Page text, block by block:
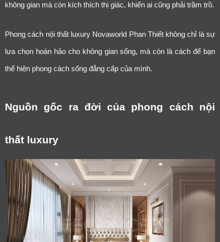
không gian mà còn kích thích thị giác, khiến ai cũng phải trầm trồ.
Phong cách nội thất luxury Novaworld Phan Thiết không chỉ là sự
lựa chọn hoàn hảo cho không gian sống, mà còn là cách để bạn
thể hiện phong cách sống đẳng cấp của mình.
Nguồn gốc ra đời của phong cách nội
thất luxury